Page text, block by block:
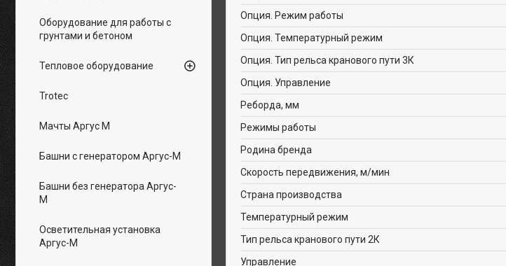
Опция. Режим работы
Опция. Температурный режим
Опция. Тип рельса кранового пути 3К
Опция. Управление
Реборда, мм
Режимы работы
Родина бренда
Скорость передвижения, м/мин
Страна производства
Температурный режим
Тип рельса кранового пути 2К
Управление
Оборудование для работы с
грунтами и бетоном
Тепловое оборудование
Trotec
Мачты Аргус М
Башни с генератором Аргус-М
Башни без генератора Аргус-
М
Осветительная установка
Аргус-М